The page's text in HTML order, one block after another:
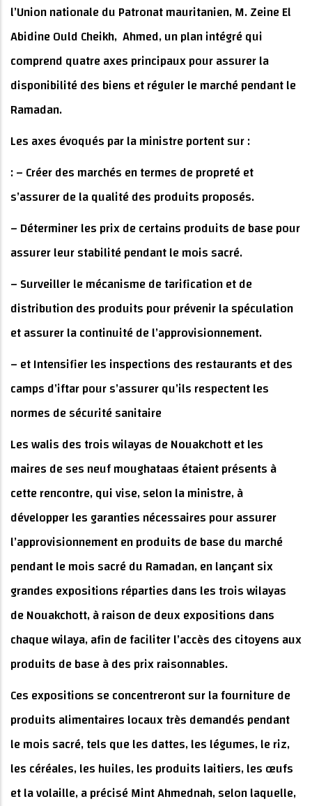
l’Union nationale du Patronat mauritanien, M. Zeine El
Abidine Ould Cheikh, Ahmed, un plan intégré qui
comprend quatre axes principaux pour assurer la
disponibilité des biens et réguler le marché pendant le
Ramadan.
Les axes évoqués par la ministre portent sur :
: – Créer des marchés en termes de propreté et
s’assurer de la qualité des produits proposés.
– Déterminer les prix de certains produits de base pour
assurer leur stabilité pendant le mois sacré.
– Surveiller le mécanisme de tarification et de
distribution des produits pour prévenir la spéculation
et assurer la continuité de l’approvisionnement.
– et Intensifier les inspections des restaurants et des
camps d’iftar pour s’assurer qu’ils respectent les
normes de sécurité sanitaire
Les walis des trois wilayas de Nouakchott et les
maires de ses neuf moughataas étaient présents à
cette rencontre, qui vise, selon la ministre, à
développer les garanties nécessaires pour assurer
l’approvisionnement en produits de base du marché
pendant le mois sacré du Ramadan, en lançant six
grandes expositions réparties dans les trois wilayas
de Nouakchott, à raison de deux expositions dans
chaque wilaya, afin de faciliter l’accès des citoyens aux
produits de base à des prix raisonnables.
Ces expositions se concentreront sur la fourniture de
produits alimentaires locaux très demandés pendant
le mois sacré, tels que les dattes, les légumes, le riz,
les céréales, les huiles, les produits laitiers, les œufs
et la volaille, a précisé Mint Ahmednah, selon laquelle,